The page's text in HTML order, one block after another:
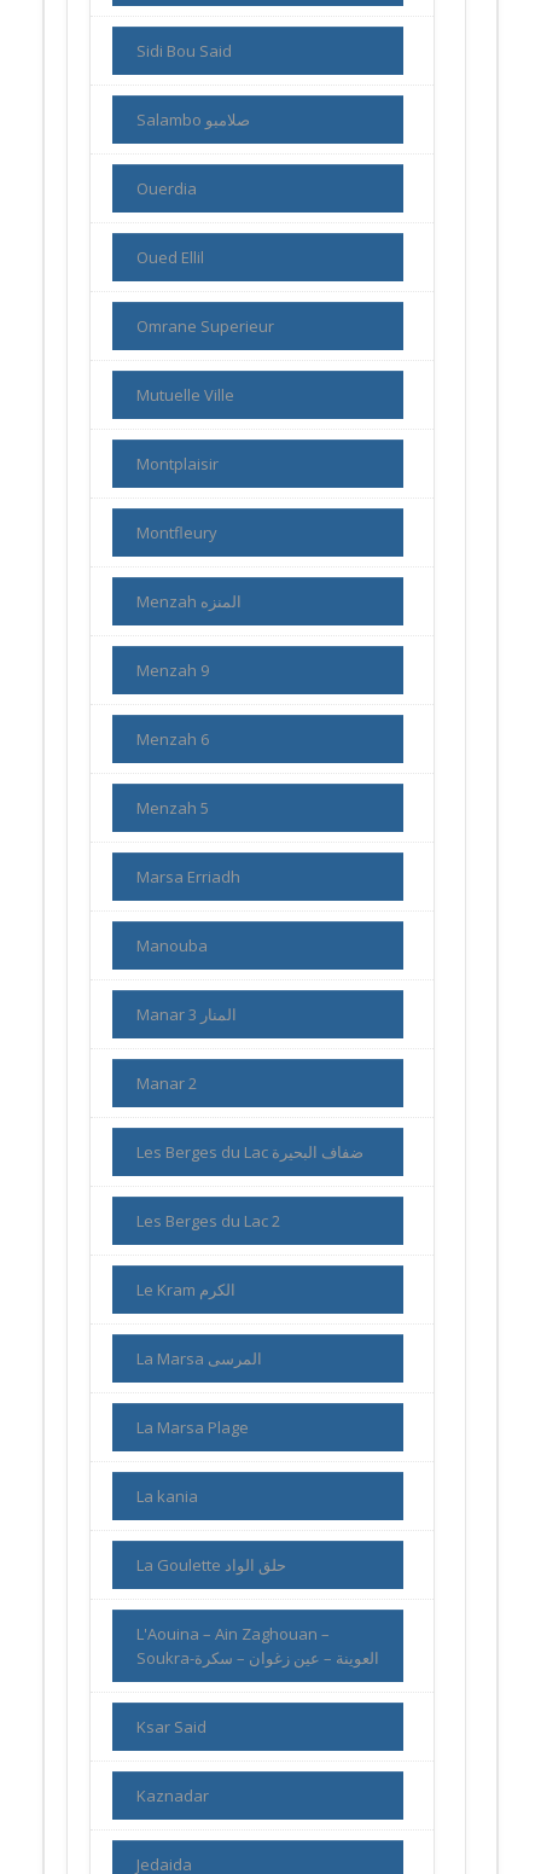
Sidi Bou Said
Salambo صلامبو
Ouerdia
Oued Ellil
Omrane Superieur
Mutuelle Ville
Montplaisir
Montfleury
Menzah المنزه
Menzah 9
Menzah 6
Menzah 5
Marsa Erriadh
Manouba
Manar 3 المنار
Manar 2
Les Berges du Lac ضفاف البحيرة
Les Berges du Lac 2
Le Kram الكرم
La Marsa المرسى
La Marsa Plage
La kania
La Goulette حلق الواد
L'Aouina – Ain Zaghouan –
Soukra-العوينة – عين زغوان – سكرة
Ksar Said
Kaznadar
Jedaida